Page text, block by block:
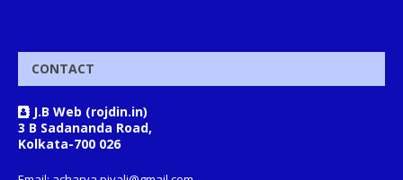
CONTACT
J.B Web (rojdin.in)
3 B Sadananda Road,
Kolkata-700 026